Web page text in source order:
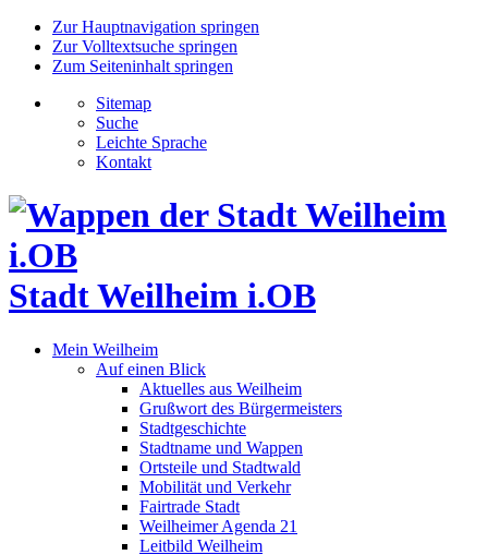
Zur Hauptnavigation springen
Zur Volltextsuche springen
Zum Seiteninhalt springen
Sitemap
Suche
Leichte Sprache
Kontakt
Stadt Weilheim i.OB
Mein Weilheim
Auf einen Blick
Aktuelles aus Weilheim
Grußwort des Bürgermeisters
Stadtgeschichte
Stadtname und Wappen
Ortsteile und Stadtwald
Mobilität und Verkehr
Fairtrade Stadt
Weilheimer Agenda 21
Leitbild Weilheim